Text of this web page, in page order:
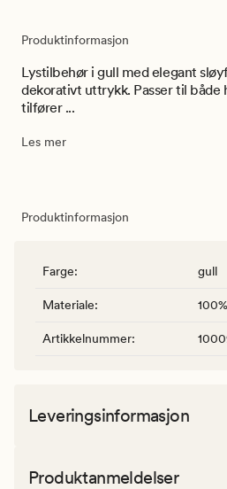
Produktinformasjon
Lystilbehør i gull med elegant
dekorativt uttrykk. Passer til både
tilfører ...
Les mer
Produktinformasjon
Farge: gull
Materiale:
Artikkelnummer:
Leveringsinformasjon
Produktanmeldelser